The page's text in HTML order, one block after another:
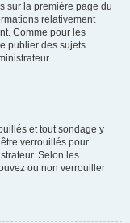
sur la première page du
relativement
Comme pour les
publier des sujets
et tout sondage y
verrouillés pour
Selon les
ou non verrouiller